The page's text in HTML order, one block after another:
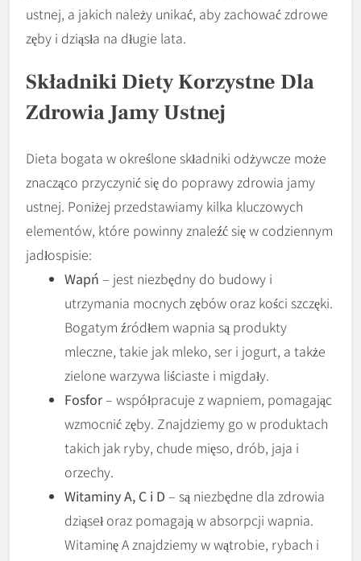
ustnej, a jakich należy unikać, aby zachować zdrowe
zęby i dziąsła na długie lata.
Składniki Diety Korzystne Dla
Zdrowia Jamy Ustnej
Dieta bogata w określone składniki odżywcze może
znacząco przyczynić się do poprawy zdrowia jamy
ustnej. Poniżej przedstawiamy kilka kluczowych
elementów, które powinny znaleźć się w codziennym
jadłospisie:
Wapń – jest niezbędny do budowy i
utrzymania mocnych zębów oraz kości szczęki.
Bogatym źródłem wapnia są produkty
mleczne, takie jak mleko, ser i jogurt, a także
zielone warzywa liściaste i migdały.
Fosfor– współpracuje z wapniem, pomagając
wzmocnić zęby. Znajdziemy go w produktach
takich jak ryby, chude mięso, drób, jaja i
orzechy.
Witaminy A, C i D – są niezbędne dla zdrowia
dziąseł oraz pomagają w absorpcji wapnia.
Witaminę A znajdziemy w wątrobie, rybach i